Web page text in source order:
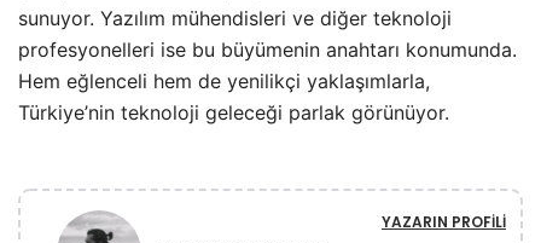
sunuyor. Yazılım mühendisleri ve diğer teknoloji
profesyonelleri ise bu büyümenin anahtarı konumunda.
Hem eğlenceli hem de yenilikçi yaklaşımlarla,
Türkiye’nin teknoloji geleceği parlak görünüyor.
YAZARIN PROFILI